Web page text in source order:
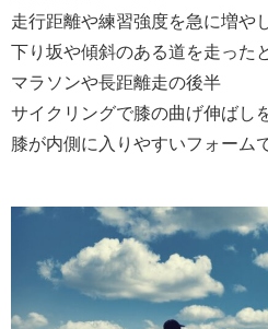
走行距離や練習強度を急に増や
下り坂や傾斜のある道を走った
マラソンや長距離走の後半
サイクリングで膝の曲げ伸ばし
膝が内側に入りやすいフォーム